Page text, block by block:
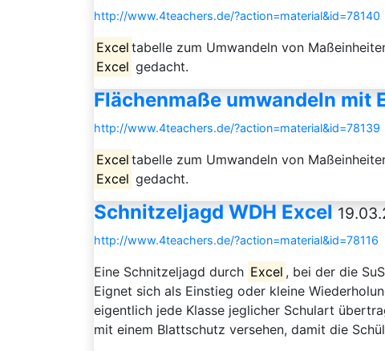
http://www.4teachers.de/?action=material&id=78140
Excel tabelle zum Umwandeln von
Excel gedacht.
Flächenmaße umwandeln mit
http://www.4teachers.de/?action=material&id=78139
Excel tabelle zum Umwandeln von
Excel gedacht.
Schnitzeljagd WDH Excel
http://www.4teachers.de/?action=material&id=78116
Eine Schnitzeljagd durch Excel , bei der die
Eignet sich als Einstieg oder kleine
eigentlich jede Klasse jeglicher Schulart
mit einem Blattschutz versehen, damit die